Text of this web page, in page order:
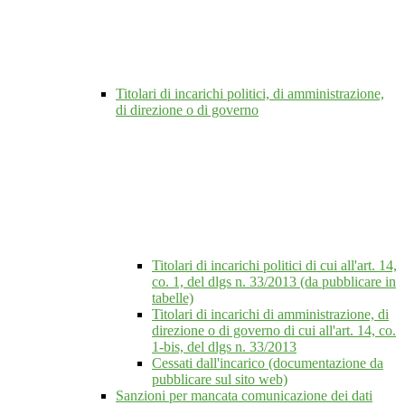
Titolari di incarichi politici, di amministrazione,
di direzione o di governo
Titolari di incarichi politici di cui all'art. 14,
co. 1, del dlgs n. 33/2013 (da pubblicare in
tabelle)
Titolari di incarichi di amministrazione, di
direzione o di governo di cui all'art. 14, co.
1-bis, del dlgs n. 33/2013
Cessati dall'incarico (documentazione da
pubblicare sul sito web)
Sanzioni per mancata comunicazione dei dati